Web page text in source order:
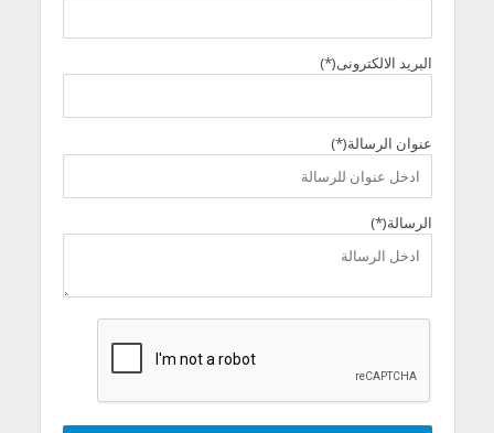
البريد الالكترونى(*)
عنوان الرسالة(*)
الرسالة(*)